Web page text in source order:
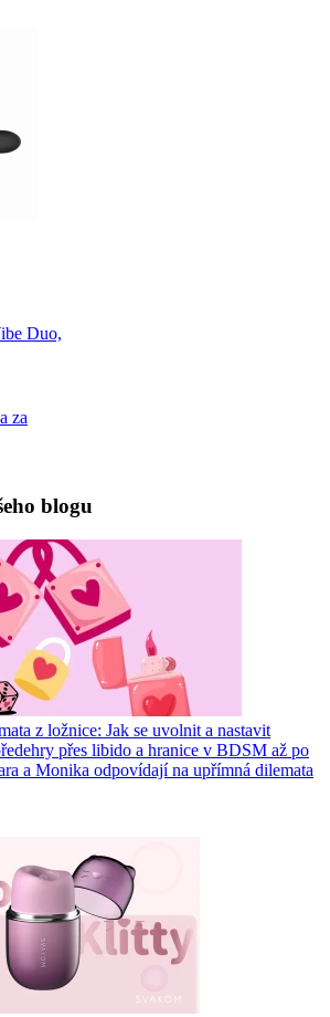
Duo,
za
blogu
z ložnice: Jak se uvolnit a nastavit
přes libido a hranice v BDSM až po
a Monika odpovídají na upřímná dilemata